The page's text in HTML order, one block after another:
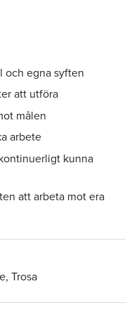
och egna syften
att utföra
målen
arbete
kunna
att arbeta mot era
Trosa